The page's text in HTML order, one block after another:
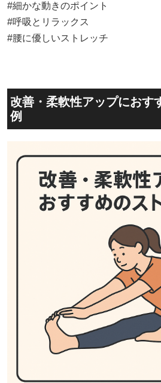
#細かな動きのポイント
#呼吸とリラックス
#腰に優しいストレッチ
改善・柔軟性アップにおす
例